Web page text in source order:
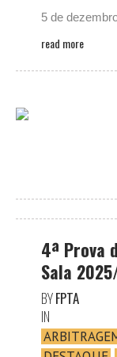
5 de
read more
4ª Prova
Sala
BYFPTA
IN